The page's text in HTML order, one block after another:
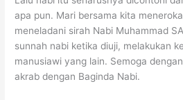
apa pun. Mari bersama kita
meneladani sirah Nabi Muhammad
sunnah nabi ketika diuji, melakukan
manusiawi yang lain. Semoga
akrab dengan Baginda Nabi.